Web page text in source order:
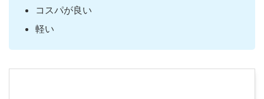
コスパが良い
軽い